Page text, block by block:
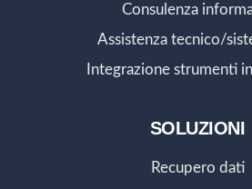
Consulenza
Assistenza tecnico/
Integrazione strumenti
SOLUZIONI
Recupero dati